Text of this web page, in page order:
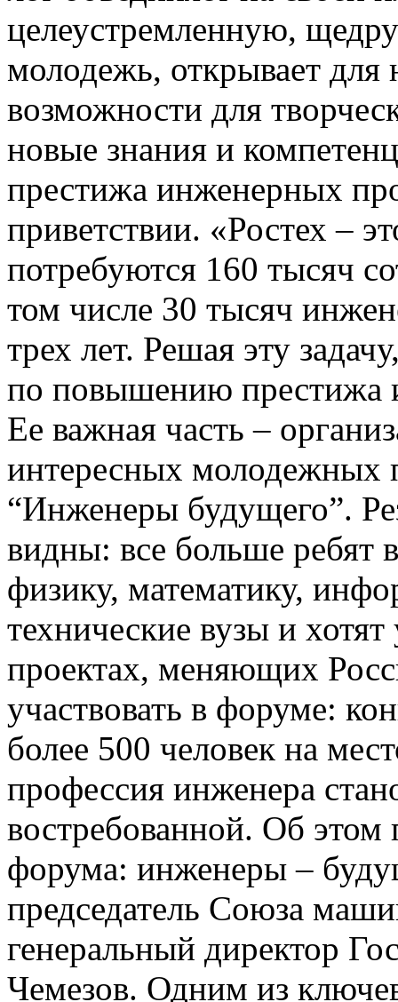
целеустремленную,
молодежь, открывает
возможности для
новые знания и
престижа инженерных
приветствии. «Ростех –
потребуются 160 тысяч
том числе 30 тысяч
трех лет. Решая эту
по повышению престижа
Ее важная часть –
интересных молодежных
“Инженеры будущего”.
видны: все больше ребят
физику, математику,
технические вузы и хотят
проектах, меняющих
участвовать в форуме:
более 500 человек на
профессия инженера
востребованной. Об этом
форума: инженеры –
председатель Союза
генеральный директор
Чемезов. Одним из